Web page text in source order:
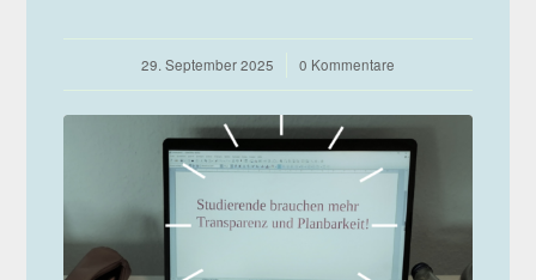
29. September 2025
/ 0 Kommentare